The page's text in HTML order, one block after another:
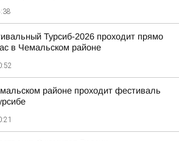
Турсиб-2026 проходит прямо
в Чемальском районе
районе проходит фестиваль